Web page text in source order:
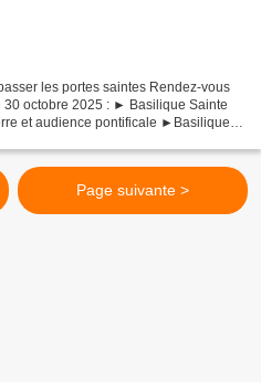
les portes saintes Rendez-vous
octobre 2025 : ► Basilique Sainte
et audience pontificale ►Basilique
Page suivante >